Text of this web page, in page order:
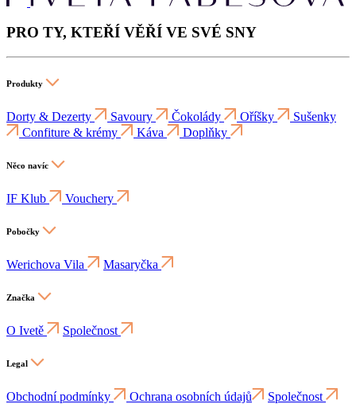
PRO TY, KTEŘÍ VĚŘÍ VE SVÉ SNY
Produkty
Dorty & Dezerty Savoury Čokolády Oříšky
Sušenky
Confiture & krémy
Káva Doplňky
Něco navíc
IF Klub Vouchery
Pobočky
Werichova Vila Masaryčka
Značka
O Ivetě Společnost
Legal
Obchodní podmínky Ochrana osobních údajů
Společnost